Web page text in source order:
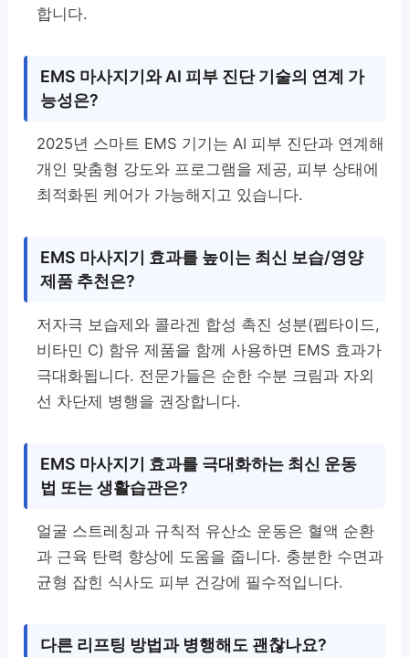
합니다.
EMS 마사지기와 AI 피부 진단 기술의 연계 가
능성은?
2025년 스마트 EMS 기기는 AI 피부 진단과 연계해
개인 맞춤형 강도와 프로그램을 제공, 피부 상태에
최적화된 케어가 가능해지고 있습니다.
EMS 마사지기 효과를 높이는 최신 보습/영양
제품 추천은?
저자극 보습제와 콜라겐 합성 촉진 성분(펩타이드,
비타민 C) 함유 제품을 함께 사용하면 EMS 효과가
극대화됩니다. 전문가들은 순한 수분 크림과 자외
선 차단제 병행을 권장합니다.
EMS 마사지기 효과를 극대화하는 최신 운동
법 또는 생활습관은?
얼굴 스트레칭과 규칙적 유산소 운동은 혈액 순환
과 근육 탄력 향상에 도움을 줍니다. 충분한 수면과
균형 잡힌 식사도 피부 건강에 필수적입니다.
다른 리프팅 방법과 병행해도 괜찮나요?